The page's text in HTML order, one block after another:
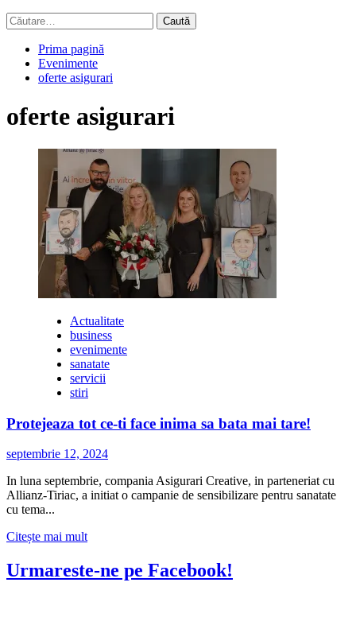
Caută
după:
Prima pagină
Evenimente
oferte asigurari
oferte asigurari
Actualitate
business
evenimente
sanatate
servicii
stiri
Protejeaza tot ce-ti face inima sa bata mai tare!
septembrie 12, 2024
In luna septembrie, compania Asigurari Creative, in parteneriat cu
Allianz-Tiriac, a initiat o campanie de sensibilizare pentru sanatate
cu tema...
Citește mai multCitește
despre
Urmareste-ne pe Facebook!